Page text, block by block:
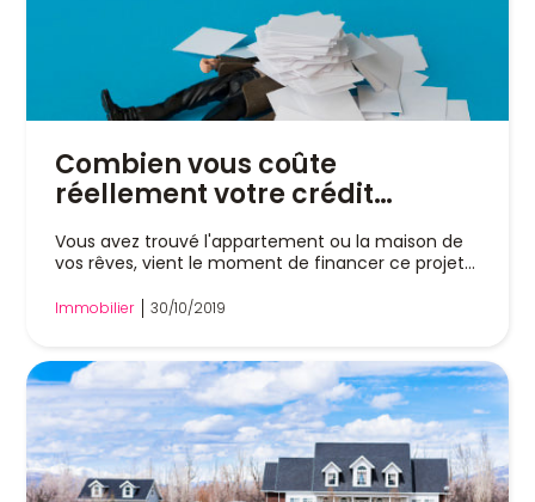
Combien vous coûte
réellement votre crédit
immobilier ?
Vous avez trouvé l'appartement ou la maison de
vos rêves, vient le moment de financer ce projet...
Immobilier 30/10/2019